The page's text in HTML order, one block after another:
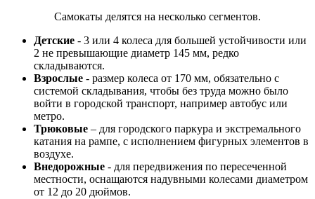
Самокаты делятся на несколько сегментов.
Детские - 3 или 4 колеса для большей устойчивости или
2 не превышающие диаметр 145 мм, редко
складываются.
Взрослые - размер колеса от 170 мм, обязательно с
системой складывания, чтобы без труда можно было
войти в городской транспорт, например автобус или
метро.
Трюковые – для городского паркура и экстремального
катания на рампе, с исполнением фигурных элементов в
воздухе.
Внедорожные - для передвижения по пересеченной
местности, оснащаются надувными колесами диаметром
от 12 до 20 дюймов.